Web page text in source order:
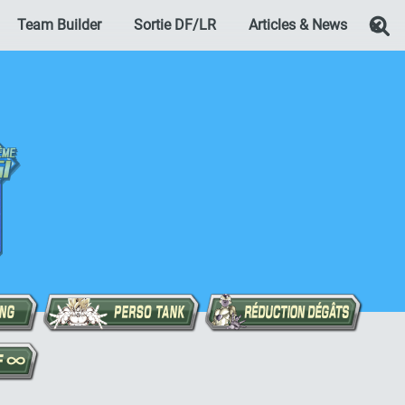
Team Builder Sortie DF/LR Articles & News